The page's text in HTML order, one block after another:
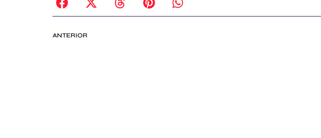
ANTERIOR